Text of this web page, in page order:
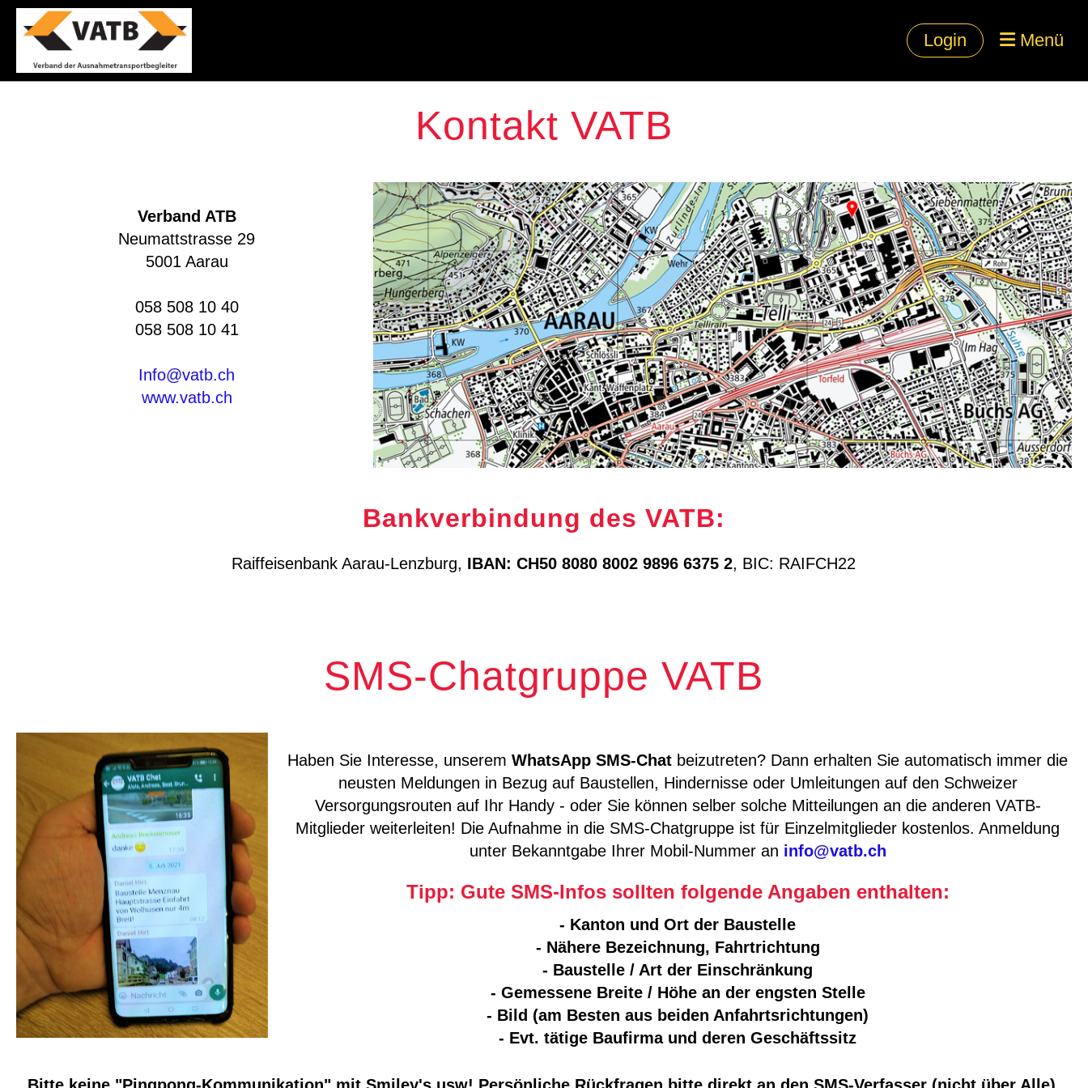
Login Menü
Kontakt VATB
Verband ATB
Neumattstrasse 29
5001 Aarau
058 508 10 40
058 508 10 41
Info@vatb.ch
www.vatb.ch
Bankverbindung des VATB:
Raiffeisenbank Aarau-Lenzburg, IBAN: CH50 8080 8002 9896 6375 2, BIC: RAIFCH22
SMS-Chatgruppe VATB
Haben Sie Interesse, unseremWhatsApp SMS-Chat beizutreten? Dann erhalten Sie automatisch immer die
neusten Meldungen in Bezug auf Baustellen, Hindernisse oder Umleitungen auf den Schweizer
Versorgungsrouten auf Ihr Handy - oder Sie können selber solche Mitteilungen an die anderen VATB-
Mitglieder weiterleiten! Die Aufnahme in die SMS-Chatgruppe ist für Einzelmitglieder kostenlos. Anmeldung
unter Bekanntgabe Ihrer Mobil-Nummer an info@vatb.ch
Tipp: Gute SMS-Infos sollten folgende Angaben enthalten:
- Kanton und Ort der Baustelle
- Nähere Bezeichnung, Fahrtrichtung
- Baustelle / Art der Einschränkung
- Gemessene Breite / Höhe an der engsten Stelle
- Bild (am Besten aus beiden Anfahrtsrichtungen)
- Evt. tätige Baufirma und deren Geschäftssitz